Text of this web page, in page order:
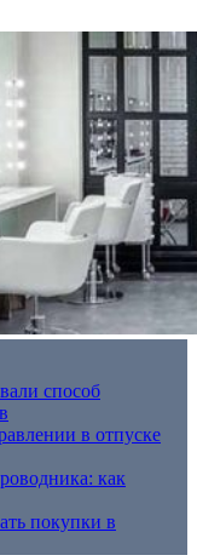
способ
в отпуске
как
покупки в